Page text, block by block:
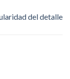
del detalle